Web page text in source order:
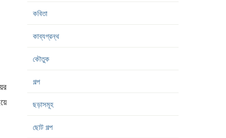
কবিতা
কাব্যগ্রন্থ
কৌতুক
গল্প
ছড়াসমূহ
ছোট গল্প